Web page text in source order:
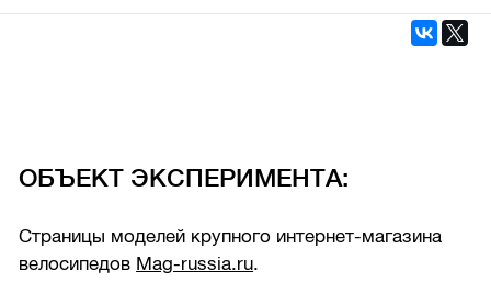
ОБЪЕКТ ЭКСПЕРИМЕНТА:
Страницы моделей крупного интернет-магазина
велосипедов Mag-russia.ru.